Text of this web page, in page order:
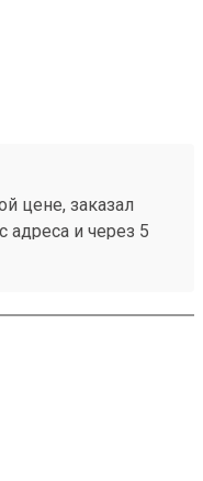
цене, заказал
адреса и через 5